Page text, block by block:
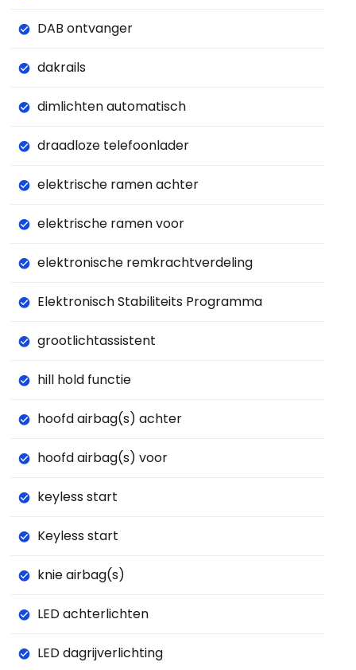
DAB ontvanger
dakrails
dimlichten automatisch
draadloze telefoonlader
elektrische ramen achter
elektrische ramen voor
elektronische remkrachtverdeling
Elektronisch Stabiliteits Programma
grootlichtassistent
hill hold functie
hoofd airbag(s) achter
hoofd airbag(s) voor
keyless start
Keyless start
knie airbag(s)
LED achterlichten
LED dagrijverlichting